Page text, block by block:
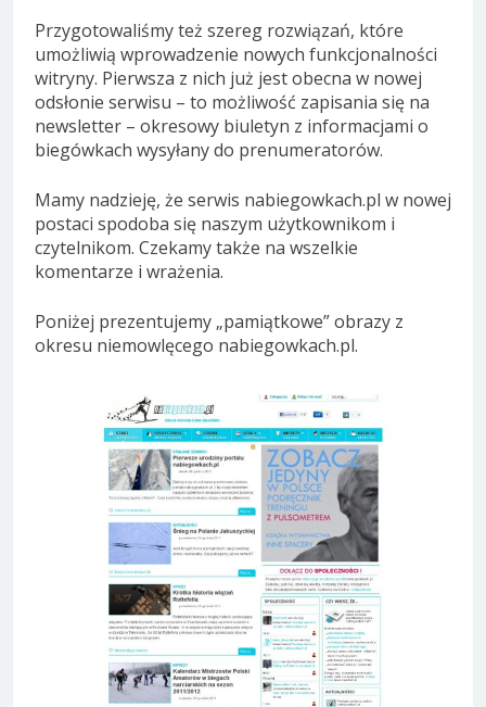
Przygotowaliśmy też szereg rozwiązań, które
umożliwią wprowadzenie nowych funkcjonalności
witryny. Pierwsza z nich już jest obecna w nowej
odsłonie serwisu – to możliwość zapisania się na
newsletter – okresowy biuletyn z informacjami o
biegówkach wysyłany do prenumeratorów.
Mamy nadzieję, że serwis nabiegowkach.pl w nowej
postaci spodoba się naszym użytkownikom i
czytelnikom. Czekamy także na wszelkie
komentarze i wrażenia.
Poniżej prezentujemy „pamiątkowe” obrazy z
okresu niemowlęcego nabiegowkach.pl.